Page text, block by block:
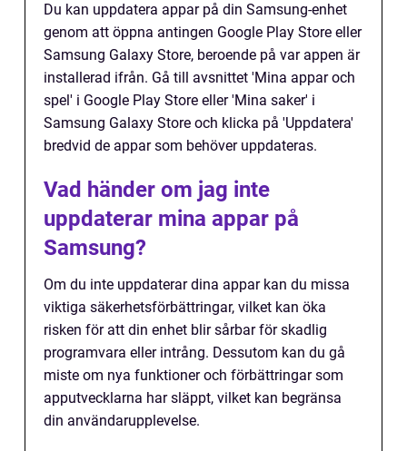
Du kan uppdatera appar på din Samsung-enhet
genom att öppna antingen Google Play Store eller
Samsung Galaxy Store, beroende på var appen är
installerad ifrån. Gå till avsnittet 'Mina appar och
spel' i Google Play Store eller 'Mina saker' i
Samsung Galaxy Store och klicka på 'Uppdatera'
bredvid de appar som behöver uppdateras.
Vad händer om jag inte
uppdaterar mina appar på
Samsung?
Om du inte uppdaterar dina appar kan du missa
viktiga säkerhetsförbättringar, vilket kan öka
risken för att din enhet blir sårbar för skadlig
programvara eller intrång. Dessutom kan du gå
miste om nya funktioner och förbättringar som
apputvecklarna har släppt, vilket kan begränsa
din användarupplevelse.